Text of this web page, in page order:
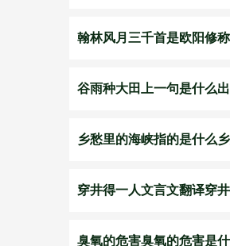
翰林风月三千首是欧阳修
谷雨种大田上一句是什么
乡愁里的海峡指的是什么
穿井得一人文言文翻译穿
臭氧的危害臭氧的危害是